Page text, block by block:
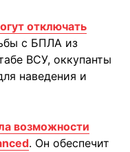
отключать
с БПЛА из
ВСУ, оккупанты
наведения и
возможности
. Он обеспечит